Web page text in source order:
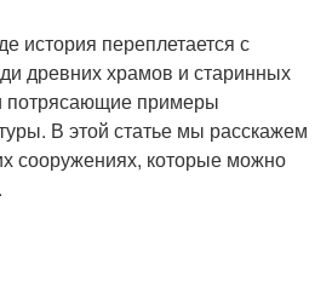
история переплетается с
древних храмов и старинных
потрясающие примеры
В этой статье мы расскажем
сооружениях, которые можно